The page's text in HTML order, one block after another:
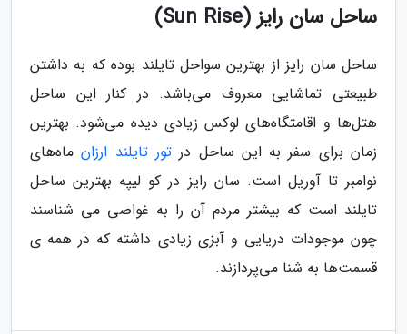
ساحل سان رایز (Sun Rise)
ساحل سان رایز از بهترین سواحل تایلند بوده که به داشتن
طبیعتی تماشایی معروف می‌باشد. در کنار این ساحل
هتل‌ها و اقامتگاه‌های لوکس زیادی دیده می‌شود. بهترین
زمان برای سفر به این ساحل درتور تایلند ارزانماه‌های
نوامبر تا آوریل است. سان رایز در کو لیپه بهترین ساحل
تایلند است که بیشتر مردم آن را به غواصی می شناسند
چون موجودات دریایی و آبزی زیادی داشته که در همه ی
قسمت‌‌ها به شنا می‌پردازند.